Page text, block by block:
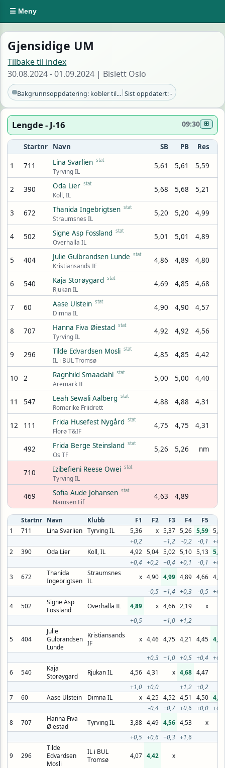
☰ Meny
Gjensidige UM
Tilbake til index
30.08.2024 - 01.09.2024 | Bislett Oslo
Bakgrunnsoppdatering: kobler til...|Sist oppdatert: -
Lengde - J-16 09:30 ⊞
Startnr Navn SB PB Res
1 711 Lina Svarlien stat
Tyrving IL
5,61 5,61 5,59
2 390 Oda Lier stat
Koll, IL
5,68 5,68 5,21
3 672 Thanida Ingebrigtsen stat
Straumsnes IL
5,20 5,20 4,99
4 502 Signe Asp Fossland stat
Overhalla IL
5,01 5,01 4,89
5 404 Julie Gulbrandsen Lunde stat
Kristiansands IF
4,86 4,89 4,80
6 540 Kaja Storøygard stat
Rjukan IL
4,69 4,85 4,68
7 60 Aase Ulstein stat
Dimna IL
4,90 4,90 4,57
8 707 Hanna Fiva Øiestad stat
Tyrving IL
4,92 4,92 4,56
9 296 Tilde Edvardsen Mosli stat
IL i BUL Tromsø
4,85 4,85 4,42
10 2 Ragnhild Smaadahl stat
Aremark IF
5,00 5,00 4,40
11 547 Leah Sewali Aalberg stat
Romerike Friidrett
4,88 4,88 4,31
12 111 Frida Husefest Nygård stat
Florø T&IF
4,75 4,75 4,31
492 Frida Berge Steinsland stat
Os TF
5,26 5,26 nm
710 Izibefieni Reese Owei stat
Tyrving IL
469 Sofia Aude Johansen stat
Namsen Fif
4,63 4,89
Startnr Navn Klubb F1 F2 F3 F4 F5
F6
1
711 Lina Svarlien Tyrving IL 5,36 x 5,37 5,26 5,59 5,32
+0,2
+1,2 -0,2 -0,1
+0,4
2
390 Oda Lier Koll, IL 4,92 5,04 5,02 5,10 5,13
5,21
+0,4 +0,2 +0,4 +0,1 -0,1
+0,0
3
672
Thanida
Ingebrigtsen
Straumsnes
IL
x 4,90 4,99 4,89 4,66 4,86
-0,5 +1,4 +0,3 -0,5 +0,0
4
502
Signe Asp
Fossland
Overhalla IL 4,89 x 4,66 2,19 x
+0,5
+1,0 +1,2
5 404
Julie
Gulbrandsen
Lunde
Kristiansands
IF
x 4,46 4,75 4,21 4,45 4,80
+0,3 +1,0 +0,5 +0,4 +0,1
6
540
Kaja
Storøygard
Rjukan IL 4,56 4,31 x 4,68 4,47
+1,0 +0,0 +1,2 +0,2
7
60 Aase Ulstein Dimna IL x 4,25 4,52 4,51 4,50 4,57
-0,4 +0,7 +0,6 +0,0 +0,8
8
707
Hanna Fiva
Øiestad
Tyrving IL 3,88 4,49 4,56 4,53 x
+0,5 +0,6 +0,3 +1,6
9 296
Tilde
Edvardsen
Mosli
IL i BUL
Tromsø
4,07 4,42 x